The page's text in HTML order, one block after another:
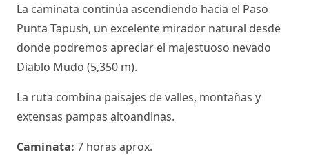
La caminata continúa ascendiendo hacia el Paso
Punta Tapush, un excelente mirador natural desde
donde podremos apreciar el majestuoso nevado
Diablo Mudo (5,350 m).
La ruta combina paisajes de valles, montañas y
extensas pampas altoandinas.
Caminata: 7 horas aprox.